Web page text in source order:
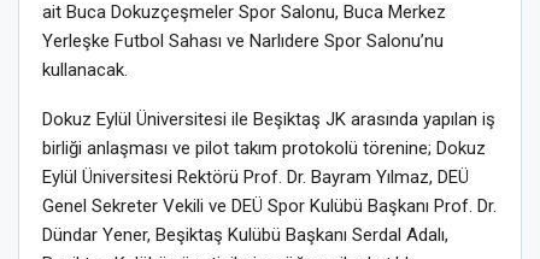
ait Buca Dokuzçeşmeler Spor Salonu, Buca Merkez
Yerleşke Futbol Sahası ve Narlıdere Spor Salonu’nu
kullanacak.
Dokuz Eylül Üniversitesi ile Beşiktaş JK arasında yapılan iş
birliği anlaşması ve pilot takım protokolü törenine; Dokuz
Eylül Üniversitesi Rektörü Prof. Dr. Bayram Yılmaz, DEÜ
Genel Sekreter Vekili ve DEÜ Spor Kulübü Başkanı Prof. Dr.
Dündar Yener, Beşiktaş Kulübü Başkanı Serdal Adalı,